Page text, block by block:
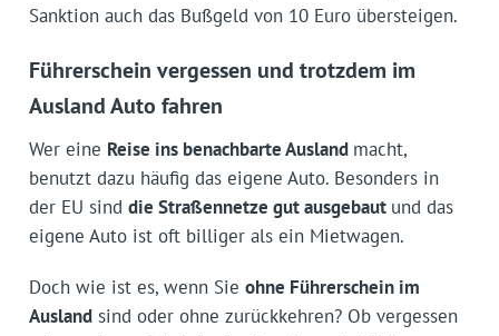
Sanktion auch das Bußgeld von 10 Euro übersteigen.
Führerschein vergessen und trotzdem im
Ausland Auto fahren
Wer eine Reise ins benachbarte Ausland macht,
benutzt dazu häufig das eigene Auto. Besonders in
der EU sind die Straßennetze gut ausgebaut und das
eigene Auto ist oft billiger als ein Mietwagen.
Doch wie ist es, wenn Sie ohne Führerschein im
Auslandsind oder ohne zurückkehren? Ob vergessen